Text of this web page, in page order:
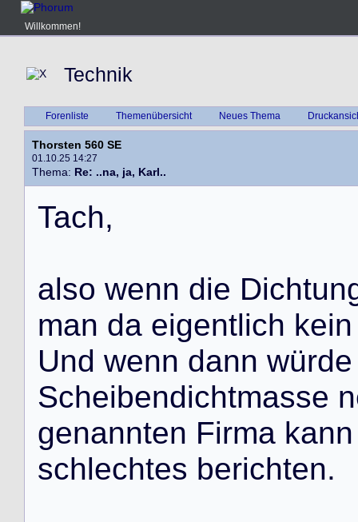
Willkommen!
Technik
Forenliste Themenübersicht Neues Thema
Thorsten 560 SE
01.10.25 14:27
Thema: Re: ..na, ja, Karl..
Tach,
also wenn die Dichtun
man da eigentlich kein
Und wenn dann würde
Scheibendichtmasse n
genannten Firma kann
schlechtes berichten.